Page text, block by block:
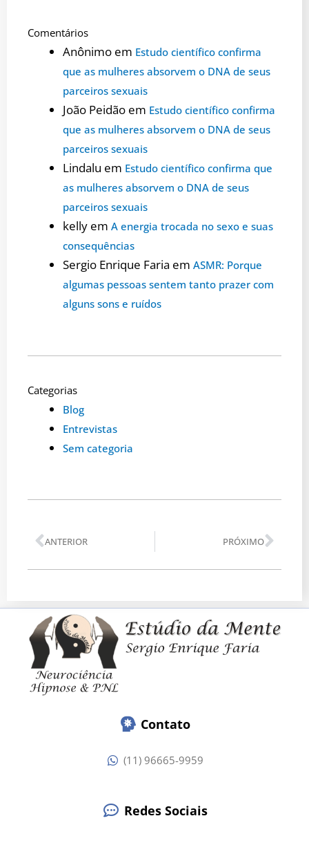
Comentários
Anônimo em Estudo científico confirma
que as mulheres absorvem o DNA de seus
parceiros sexuais
João Peidão em Estudo científico confirma
que as mulheres absorvem o DNA de seus
parceiros sexuais
Lindalu em Estudo científico confirma que
as mulheres absorvem o DNA de seus
parceiros sexuais
kelly em A energia trocada no sexo e suas
consequências
Sergio Enrique Faria em ASMR: Porque
algumas pessoas sentem tanto prazer com
alguns sons e ruídos
Categorias
Blog
Entrevistas
Sem categoria
Anterior
ANTERIOR PRÓXIMO
Contato
(11) 96665-9959
Redes Sociais